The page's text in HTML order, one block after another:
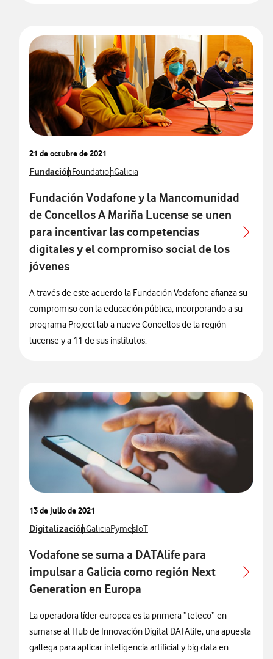
21 de octubre de 2021
Ver más notas de prensa relacionados con
FundaciónVer más notas de prensa relacionados con
FoundationVer más notas de prensa relacionados con
Galicia
Fundación Vodafone y la Mancomunidad
de Concellos A Mariña Lucense se unen
para incentivar las competencias
digitales y el compromiso social de los
jóvenes
A través de este acuerdo la Fundación Vodafone afianza su
compromiso con la educación pública, incorporando a su
programa Project lab a nueve Concellos de la región
lucense y a 11 de sus institutos.
13 de julio de 2021
Ver más notas de prensa relacionados con
DigitalizaciónVer más notas de prensa relacionados con
GaliciaVer más notas de prensa relacionados con
PymesVer más notas de prensa
IoT
Vodafone se suma a DATAlife para
impulsar a Galicia como región Next
Generation en Europa
La operadora líder europea es la primera “teleco” en
sumarse al Hub de Innovación Digital DATAlife, una apuesta
gallega para aplicar inteligencia artificial y big data en